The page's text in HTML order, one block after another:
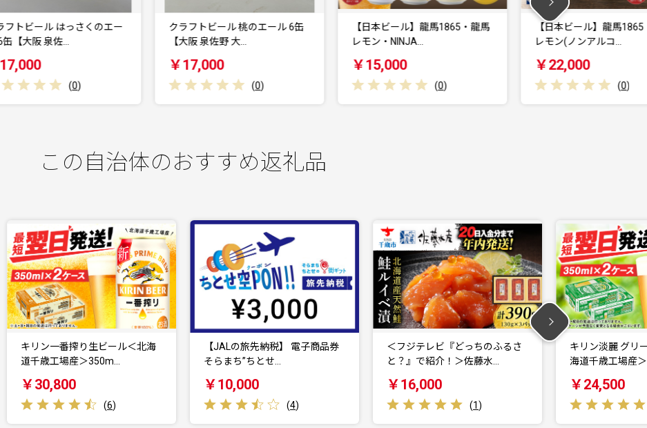
クラフトビール 桃のエール 6缶
【大阪 泉佐野 大…
￥17,000
【日本ビール】龍馬1865・龍馬
レモン・NINJA…
￥15,000
【日本ビール】龍馬1865・龍馬
レモン(ノンアルコ…
￥22,000
【日本ビール】
レモン(ノンアル
￥15,000
この自治体のおすすめ返礼品
【JALの旅先納税】 電子商品券
そらまち”ちとせ…
￥10,000
(4)
＜フジテレビ『どっちのふるさ
と？』で紹介！＞佐藤水…
￥16,000
(1)
キリン淡麗 グリーンラベル＜北
海道千歳工場産＞35…
￥24,500
(6)
キリン本麒麟＜
産＞350ml 2ケー
￥24,500